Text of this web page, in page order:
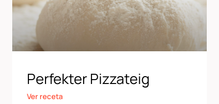
Perfekter Pizzateig
Ver receta